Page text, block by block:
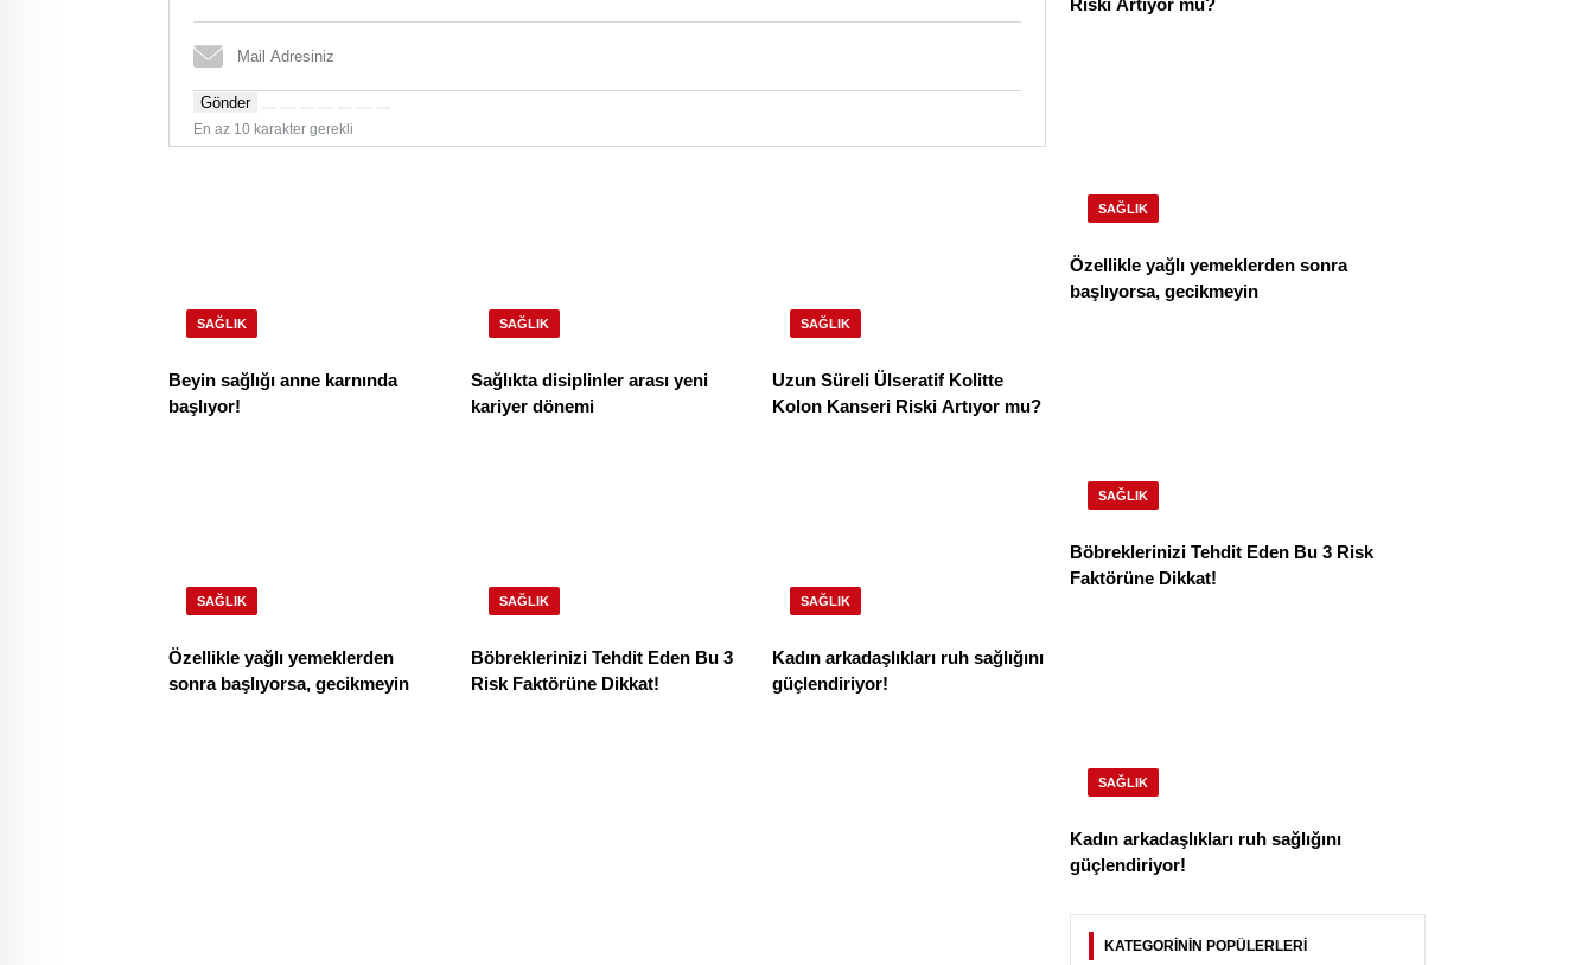
Gönder
En az 10 karakter gerekli
SAĞLIK
Beyin sağlığı anne karnında
başlıyor!
SAĞLIK
Sağlıkta disiplinler arası yeni
kariyer dönemi
SAĞLIK
Uzun Süreli Ülseratif Kolitte
Kolon Kanseri Riski Artıyor mu?
SAĞLIK
Özellikle yağlı yemeklerden
sonra başlıyorsa, gecikmeyin
SAĞLIK
Böbreklerinizi Tehdit Eden Bu 3
Risk Faktörüne Dikkat!
SAĞLIK
Kadın arkadaşlıkları ruh sağlığını
güçlendiriyor!
Riski Artıyor mu?
SAĞLIK
Özellikle yağlı yemeklerden sonra
başlıyorsa, gecikmeyin
SAĞLIK
Böbreklerinizi Tehdit Eden Bu 3 Risk
Faktörüne Dikkat!
SAĞLIK
Kadın arkadaşlıkları ruh sağlığını
güçlendiriyor!
KATEGORİNİN POPÜLERLERİ